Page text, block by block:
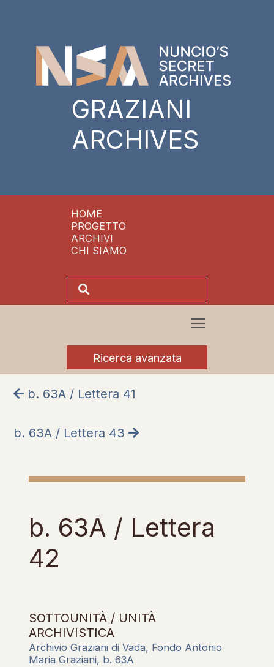
GRAZIANI
ARCHIVES
HOME
PROGETTO
ARCHIVI
CHI SIAMO
Ricerca avanzata
b. 63A / Lettera 41
b. 63A / Lettera 43
b. 63A / Lettera
42
SOTTOUNITÀ / UNITÀ
ARCHIVISTICA
Archivio Graziani di Vada, Fondo Antonio
Maria Graziani, b. 63A